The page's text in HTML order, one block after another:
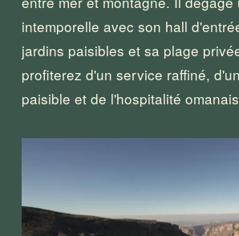
intemporelle avec son hall
jardins paisibles et sa plage
profiterez d'un service raffiné,
paisible et de l'hospitalité